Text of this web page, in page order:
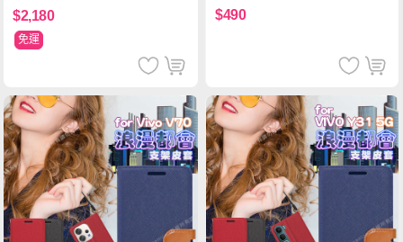
$2,180
免運
$490